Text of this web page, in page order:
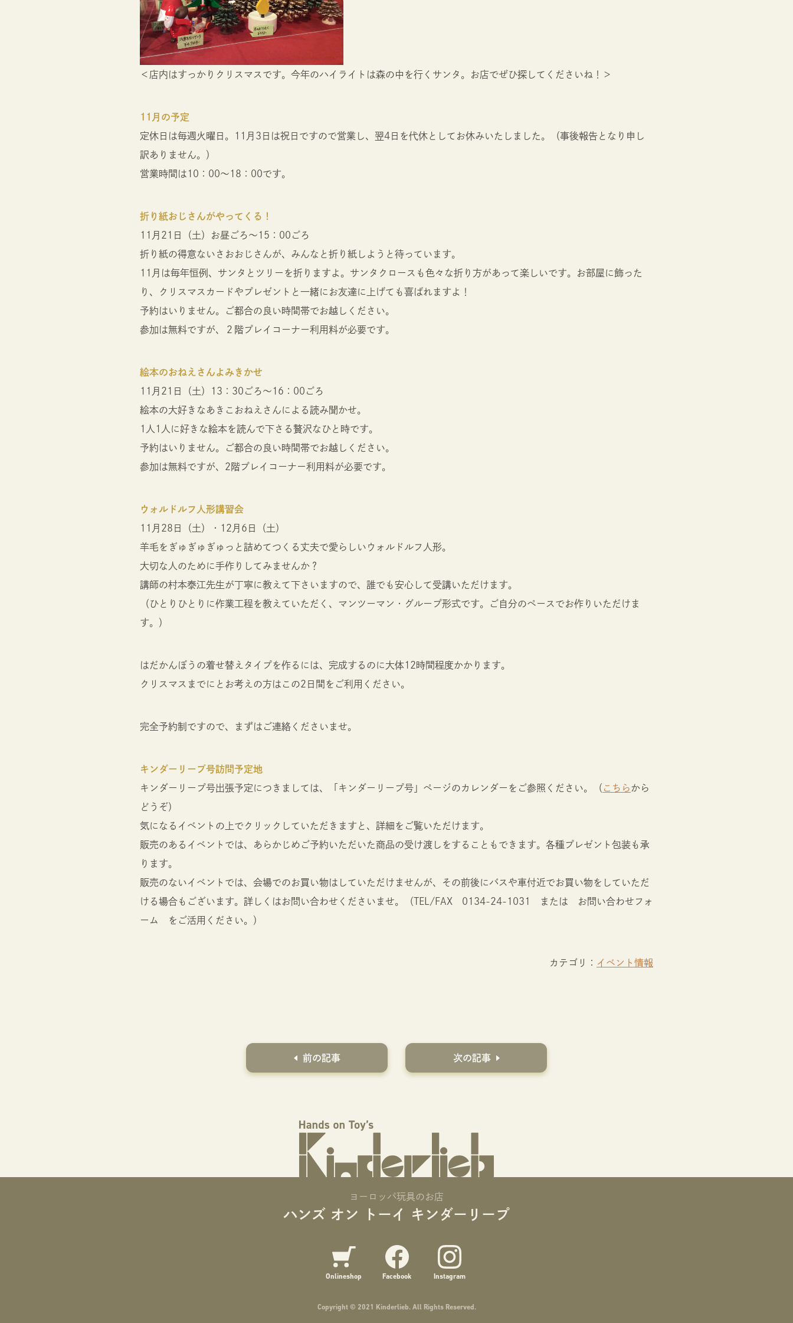
＜店内はすっかりクリスマスです。今年のハイライトは森の中を行くサンタ。お店でぜひ探してくださいね！＞
11月の予定
定休日は毎週火曜日。11月3日は祝日ですので営業し、翌4日を代休としてお休みいたしました。（事後報告となり申し
訳ありません。）
営業時間は10：00～18：00です。
折り紙おじさんがやってくる！
11月21日（土）お昼ごろ～15：00ごろ
折り紙の得意ないさおおじさんが、みんなと折り紙しようと待っています。
11月は毎年恒例、サンタとツリーを折りますよ。サンタクロースも色々な折り方があって楽しいです。お部屋に飾った
り、クリスマスカードやプレゼントと一緒にお友達に上げても喜ばれますよ！
予約はいりません。ご都合の良い時間帯でお越しください。
参加は無料ですが、２階プレイコーナー利用料が必要です。
絵本のおねえさんよみきかせ
11月21日（土）13：30ごろ～16：00ごろ
絵本の大好きなあきこおねえさんによる読み聞かせ。
1人1人に好きな絵本を読んで下さる贅沢なひと時です。
予約はいりません。ご都合の良い時間帯でお越しください。
参加は無料ですが、2階プレイコーナー利用料が必要です。
ウォルドルフ人形講習会
11月28日（土）・12月6日（土）
羊毛をぎゅぎゅぎゅっと詰めてつくる丈夫で愛らしいウォルドルフ人形。
大切な人のために手作りしてみませんか？
講師の村本泰江先生が丁寧に教えて下さいますので、誰でも安心して受講いただけます。
（ひとりひとりに作業工程を教えていただく、マンツーマン・グループ形式です。ご自分のペースでお作りいただけま
す。）
はだかんぼうの着せ替えタイプを作るには、完成するのに大体12時間程度かかります。
クリスマスまでにとお考えの方はこの2日間をご利用ください。
完全予約制ですので、まずはご連絡くださいませ。
キンダーリープ号訪問予定地
キンダーリープ号出張予定につきましては、「キンダーリープ号」ページのカレンダーをご参照ください。（こちらから
どうぞ）
気になるイベントの上でクリックしていただきますと、詳細をご覧いただけます。
販売のあるイベントでは、あらかじめご予約いただいた商品の受け渡しをすることもできます。各種プレゼント包装も承
ります。
販売のないイベントでは、会場でのお買い物はしていただけませんが、その前後にバスや車付近でお買い物をしていただ
ける場合もございます。詳しくはお問い合わせくださいませ。（TEL/FAX 0134-24-1031 または お問い合わせフォ
ーム をご活用ください。）
カテゴリ： イベント情報
前の記事 次の記事
ヨーロッパ玩具のお店
ハンズ オン トーイ キンダーリープ
Onlineshop Facebook Instagram
Copyright © 2021 Kinderlieb. All Rights Reserved.